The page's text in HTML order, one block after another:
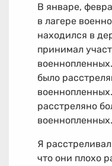
В январе,
в лагере
находился в
принимал
было
расстреляно
военнопленных.
Я
что они плохо